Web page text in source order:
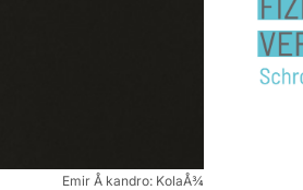
Emir Å kandro: KolaÅ¾